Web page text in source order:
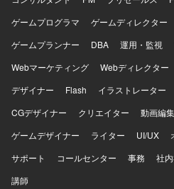
ております。金融や暗号資産領
り、ブロックチェーンに興味と
がフィットいたします。 【ポジションの魅力】 大手暗号資
産取引所の金融関連システム開
に携わっていただけます。多く
規模サービスの開発経験を積み
など上流工程への関与が可能で
として専門性を高めながら、
踏み込んでいただけます。テッ
近い役割を経験でき、実装だけ
ゲームプログラマ
ゲームディレクター
ゲームプランナー
DBA 運用・監視
Webマーケティング
Webディレクター
デザイナー
Flash イラストレーター
CGデザイナー
クリエイター 動画編集
ゲームデザイナー
ライター UI/UX
サポート
コールセンター 事務 社
講師